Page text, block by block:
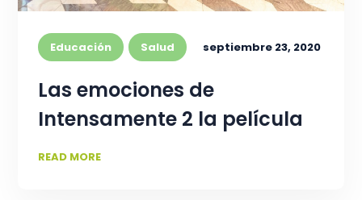
Educación Salud septiembre 23, 2020
Las emociones de
Intensamente 2 la película
READ MORE